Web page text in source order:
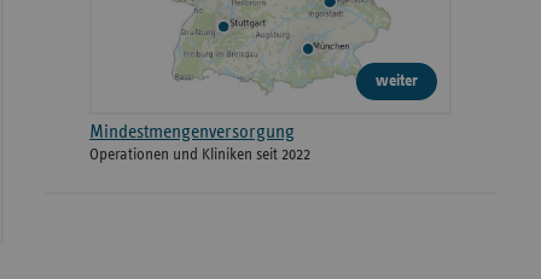
weiter
Mindestmengenversorgung
Operationen und Kliniken seit 2022